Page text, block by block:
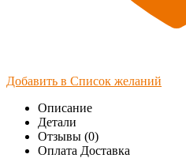
Добавить в Список желаний
Описание
Детали
Отзывы (0)
Оплата Доставка